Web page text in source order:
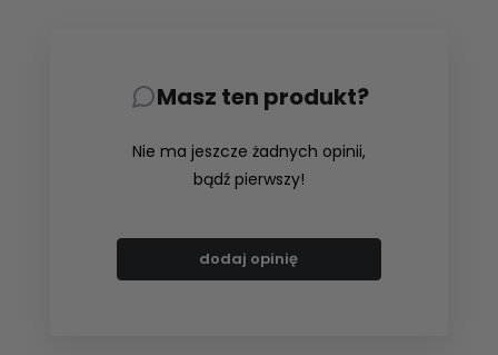
Masz ten produkt?
Nie ma jeszcze żadnych opinii,
bądź pierwszy!
dodaj opinię